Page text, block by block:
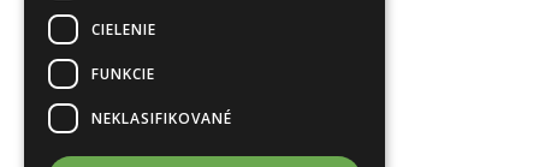
CIELENIE
FUNKCIE
NEKLASIFIKOVANÉ